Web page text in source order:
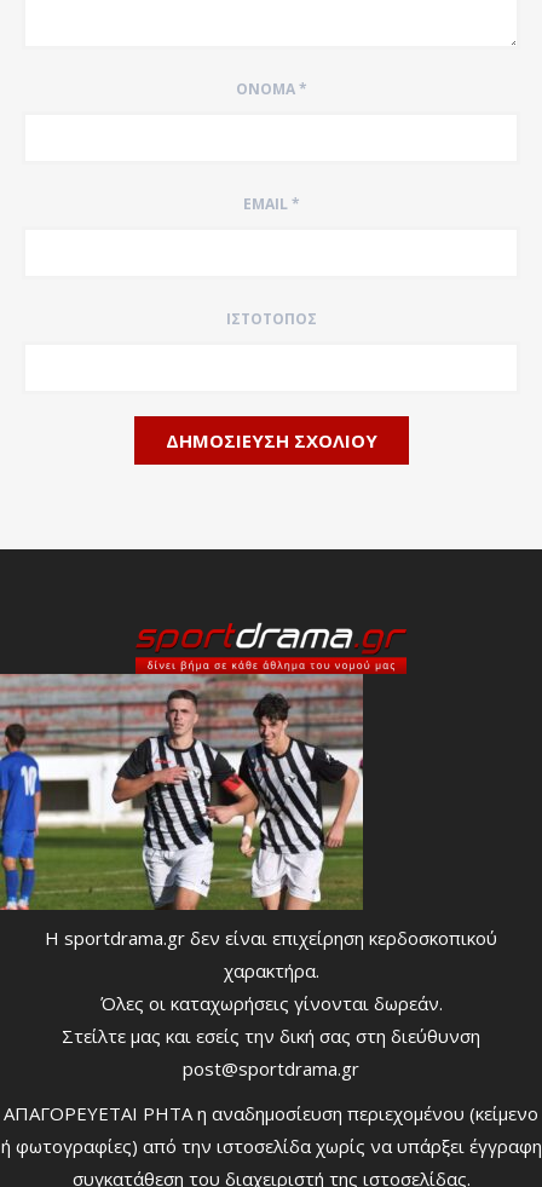
ΌΝΟΜΑ*
EMAIL*
ΙΣΤΌΤΟΠΟΣ
Η sportdrama.gr δεν είναι επιχείρηση κερδοσκοπικού
χαρακτήρα.
Όλες οι καταχωρήσεις γίνονται δωρεάν.
Στείλτε μας και εσείς την δική σας στη διεύθυνση
post@sportdrama.gr
ΑΠΑΓΟΡΕΥΕΤΑΙ ΡΗΤΑ η αναδημοσίευση περιεχομένου (κείμενο
ή φωτογραφίες) από την ιστοσελίδα χωρίς να υπάρξει έγγραφη
συγκατάθεση του διαχειριστή της ιστοσελίδας.